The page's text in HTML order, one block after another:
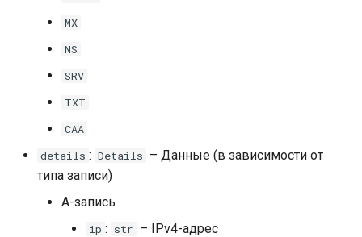
MX
NS
SRV
TXT
CAA
details : Details – Данные (в зависимости от
типа записи)
A-запись
ip : str – IPv4-адрес